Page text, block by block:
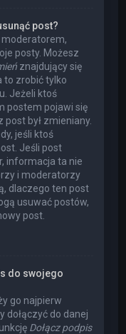
post?
posty. Możesz
znajdujący się
to zrobić tylko
Jeżeli ktoś
postem pojawi się
był zmieniany.
jeśli ktoś
Jeśli post
informacja ta nie
i moderatorzy
dlaczego ten post
usuwać postów,
post.
do swojego
go najpierw
dołączyć do danej
Dołącz podpis